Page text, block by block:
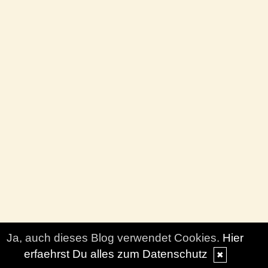
Ja, auch dieses Blog verwendet Cookies. Hier
erfaehrst Du alles zum Datenschutz
✖